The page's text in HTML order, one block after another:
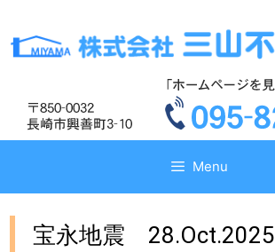
テ
ス
テ
ス
Menu
宝永地震 28.Oct.2025